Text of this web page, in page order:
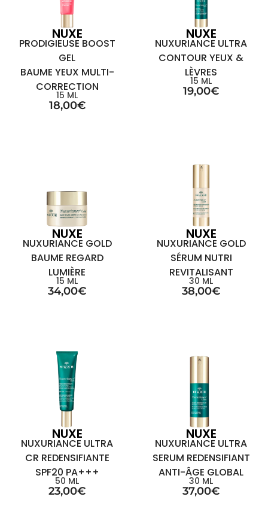
NUXE
PRODIGIEUSE BOOST
GEL
BAUME YEUX MULTI-
CORRECTION
15 ML
18,00€
NUXE
NUXURIANCE ULTRA
CONTOUR YEUX &
LÈVRES
15 ML
19,00€
NUXE
NUXURIANCE GOLD
BAUME REGARD
LUMIÈRE
15 ML
34,00€
NUXE
NUXURIANCE GOLD
SÉRUM NUTRI
REVITALISANT
30 ML
38,00€
NUXE
NUXURIANCE ULTRA
CR REDENSIFIANTE
SPF20 PA+++
50 ML
23,00€
NUXE
NUXURIANCE ULTRA
SERUM REDENSIFIANT
ANTI-ÂGE GLOBAL
30 ML
37,00€